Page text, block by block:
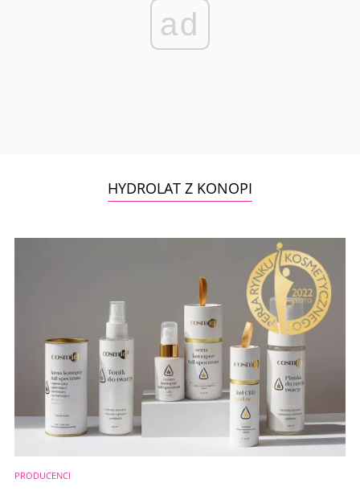
ad
HYDROLAT Z KONOPI
PRODUCENCI